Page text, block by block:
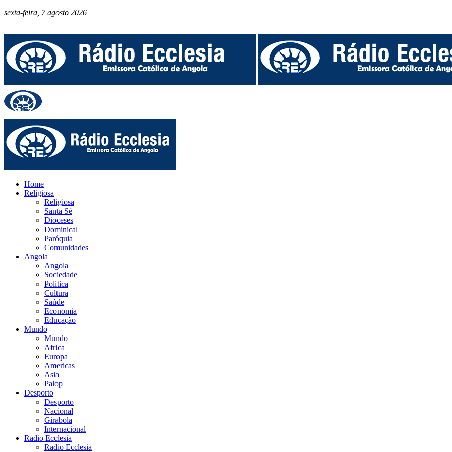
sexta-feira, 7 agosto 2026
Home
Religiosa
Religiosa
Santa Sé
Dioceses
Dominical
Paróquia
Comunidades
Angola
Angola
Sociedade
Politica
Cultura
Saúde
Economia
Educação
Mundo
Mundo
Africa
Europa
Americas
Asia
Palop
Desporto
Desporto
Nacional
Girabola
Internacional
Radio Ecclesia
Radio Ecclesia